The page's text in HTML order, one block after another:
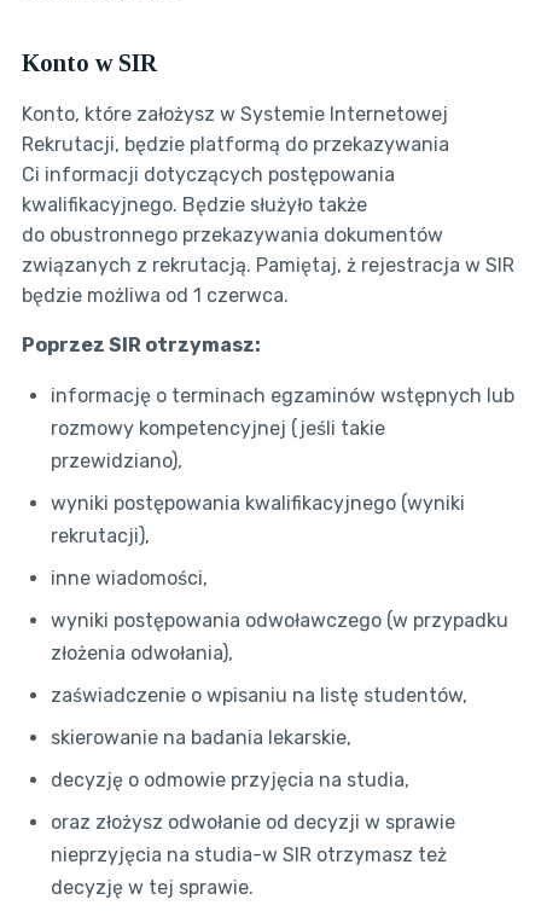
Konto w SIR
Konto, które założysz w Systemie Internetowej
Rekrutacji, będzie platformą do przekazywania
Ci informacji dotyczących postępowania
kwalifikacyjnego. Będzie służyło także
do obustronnego przekazywania dokumentów
związanych z rekrutacją. Pamiętaj, ż rejestracja w SIR
będzie możliwa od 1 czerwca.
Poprzez SIR otrzymasz:
informację o terminach egzaminów wstępnych lub
rozmowy kompetencyjnej (jeśli takie
przewidziano),
wyniki postępowania kwalifikacyjnego (wyniki
rekrutacji),
inne wiadomości,
wyniki postępowania odwoławczego (w przypadku
złożenia odwołania),
zaświadczenie o wpisaniu na listę studentów,
skierowanie na badania lekarskie,
decyzję o odmowie przyjęcia na studia,
oraz złożysz odwołanie od decyzji w sprawie
nieprzyjęcia na studia-w SIR otrzymasz też
decyzję w tej sprawie.